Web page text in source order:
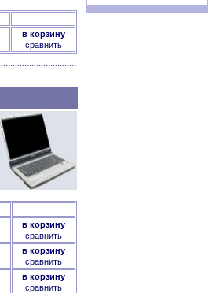
в корзину
сравнить
в корзину
сравнить
в корзину
сравнить
в корзину
сравнить